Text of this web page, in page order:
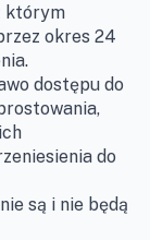
którym
okres 24
dostępu do
do
są i nie będą